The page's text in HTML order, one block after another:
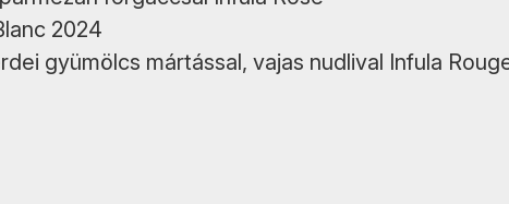
2024
gyümölcs mártással, vajas nudlival Infula